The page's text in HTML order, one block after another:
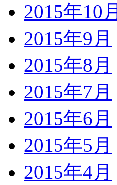
2015年10月
2015年9月
2015年8月
2015年7月
2015年6月
2015年5月
2015年4月